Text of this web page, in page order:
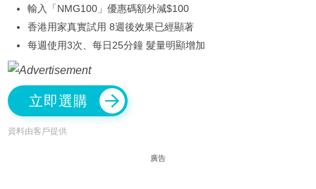
輸入「NMG100」優惠碼額外減$100
香港用家真實試用 8週後效果已經顯著
每週使用3次、每日25分鐘 髮量明顯增加
立即選購
資料由客戶提供
廣告